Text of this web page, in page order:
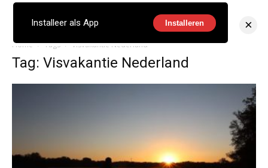
Home Tags Visvakantie Nederland
Tag: Visvakantie Nederland
Installeer als App Installeren ×